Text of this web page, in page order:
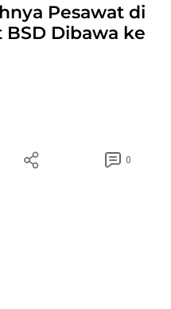
Pesawat di
Dibawa ke
0